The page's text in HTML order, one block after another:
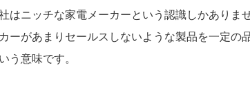
はニッチな家電メーカーという認識しかありま
ーがあまりセールスしないような製品を一定の
う意味です。